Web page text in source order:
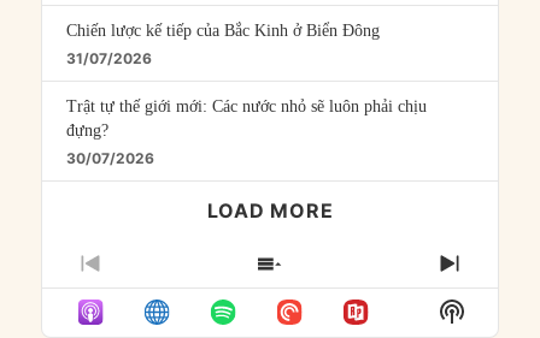
Chiến lược kế tiếp của Bắc Kinh ở Biển Đông
31/07/2026
Trật tự thế giới mới: Các nước nhỏ sẽ luôn phải chịu
đựng?
30/07/2026
LOAD MORE
PREVIOUS
EPISODE
SHOW
EPISODES
LIST
NEXT
Show